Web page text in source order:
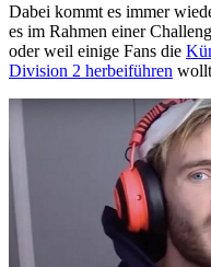
Dabei kommt es immer
es im Rahmen einer
oder weil einige Fans die
Division 2 herbeiführen